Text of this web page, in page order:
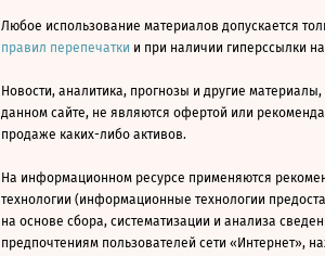
Любое использование материалов допускается
правил перепечатки и при наличии гиперссылки
Новости, аналитика, прогнозы и другие
данном сайте, не являются офертой или
продаже каких-либо активов.
На информационном ресурсе применяются
технологии (информационные технологии
на основе сбора, систематизации и анализа
предпочтениям пользователей сети «Интернет»,